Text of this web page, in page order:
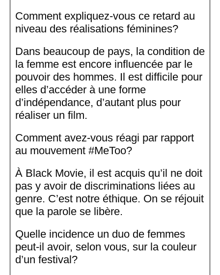
Comment expliquez-vous ce retard au
niveau des réalisations féminines?
Dans beaucoup de pays, la condition de
la femme est encore influencée par le
pouvoir des hommes. Il est difficile pour
elles d’accéder à une forme
d’indépendance, d’autant plus pour
réaliser un film.
Comment avez-vous réagi par rapport
au mouvement #MeToo?
À Black Movie, il est acquis qu’il ne doit
pas y avoir de discriminations liées au
genre. C’est notre éthique. On se réjouit
que la parole se libère.
Quelle incidence un duo de femmes
peut-il avoir, selon vous, sur la couleur
d’un festival?